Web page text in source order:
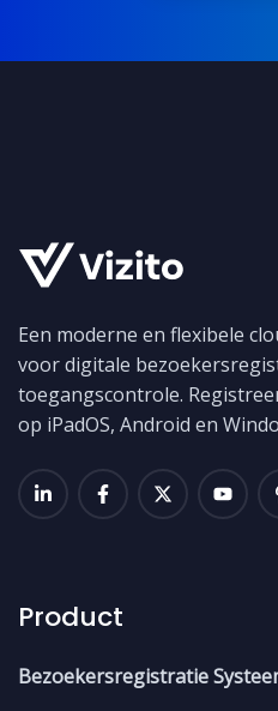
Een moderne en flexibele
voor digitale
toegangscontrole.
op iPadOS, Android en
Product
Bezoekersregistratie